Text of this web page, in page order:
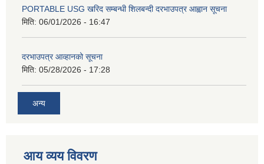
PORTABLE USG खरिद सम्बन्धी शिलबन्दी दरभाउपत्र आह्वान सूचना
मिति: 06/01/2026 - 16:47
दरभाउपत्र आव्हानको सूचना
मिति: 05/28/2026 - 17:28
अन्य
आय व्यय विवरण